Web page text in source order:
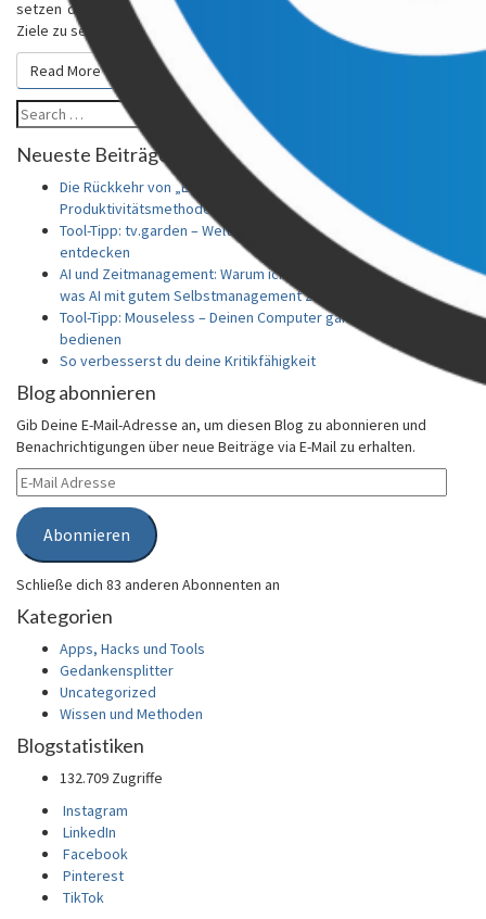
setzen drehen. Alle oben genannten Begriffe sind Methoden, um Dir
Ziele zu setzen, bzw. die gesetzten Ziele zu überprüfen….
Read MoreRead More
Search
for:
Search
Neueste Beiträge
Die Rückkehr von „Eat the Frog“: Warum die alte
Produktivitätsmethode 2026 wieder boomt
Tool-Tipp: tv.garden – Weltweites Fernsehen im Browser
entdecken
AI und Zeitmanagement: Warum ich dieses Wort nicht mag und
was AI mit gutem Selbstmanagement zu tun hat
Tool-Tipp: Mouseless – Deinen Computer ganz ohne Maus
bedienen
So verbesserst du deine Kritikfähigkeit
Blog abonnieren
Gib Deine E-Mail-Adresse an, um diesen Blog zu abonnieren und
Benachrichtigungen über neue Beiträge via E-Mail zu erhalten.
E-
Mail
Adresse
Abonnieren
Schließe dich 83 anderen Abonnenten an
Kategorien
Apps, Hacks und Tools
Gedankensplitter
Uncategorized
Wissen und Methoden
Blogstatistiken
132.709 Zugriffe
Instagram
LinkedIn
Facebook
Pinterest
TikTok